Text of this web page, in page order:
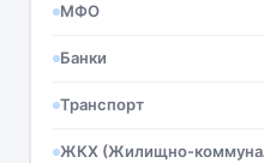
МФО
Банки
Транспорт
ЖКХ (Жилищно-